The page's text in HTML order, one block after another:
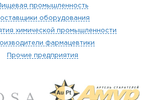
Пищевая промышленность
оборудования
химической промышленности
фармацевтики
Прочие предприятия